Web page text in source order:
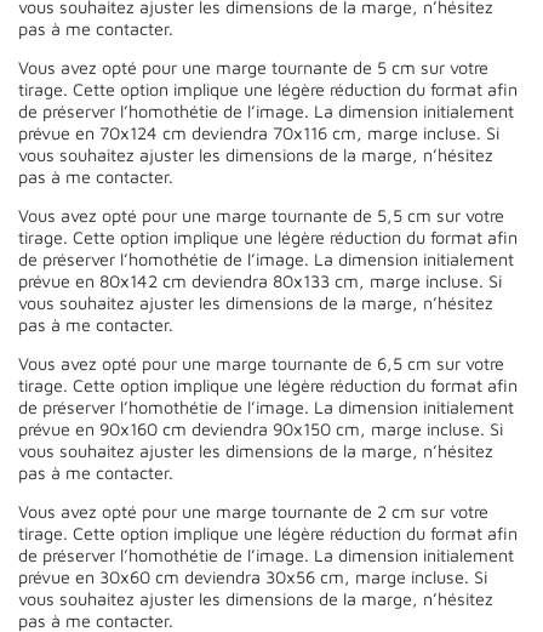
vous souhaitez ajuster les dimensions de la marge, n’hésitez
pas à me contacter.
Vous avez opté pour une marge tournante de 5 cm sur votre
tirage. Cette option implique une légère réduction du format afin
de préserver l’homothétie de l’image. La dimension initialement
prévue en 70x124 cm deviendra 70x116 cm, marge incluse. Si
vous souhaitez ajuster les dimensions de la marge, n’hésitez
pas à me contacter.
Vous avez opté pour une marge tournante de 5,5 cm sur votre
tirage. Cette option implique une légère réduction du format afin
de préserver l’homothétie de l’image. La dimension initialement
prévue en 80x142 cm deviendra 80x133 cm, marge incluse. Si
vous souhaitez ajuster les dimensions de la marge, n’hésitez
pas à me contacter.
Vous avez opté pour une marge tournante de 6,5 cm sur votre
tirage. Cette option implique une légère réduction du format afin
de préserver l’homothétie de l’image. La dimension initialement
prévue en 90x160 cm deviendra 90x150 cm, marge incluse. Si
vous souhaitez ajuster les dimensions de la marge, n’hésitez
pas à me contacter.
Vous avez opté pour une marge tournante de 2 cm sur votre
tirage. Cette option implique une légère réduction du format afin
de préserver l’homothétie de l’image. La dimension initialement
prévue en 30x60 cm deviendra 30x56 cm, marge incluse. Si
vous souhaitez ajuster les dimensions de la marge, n’hésitez
pas à me contacter.